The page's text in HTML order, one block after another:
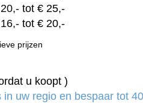
20,- tot € 25,-
16,- tot € 20,-
prijzen
u koopt )
uw regio en bespaar tot